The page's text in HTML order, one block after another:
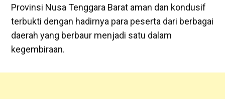
Provinsi Nusa Tenggara Barat aman dan kondusif
terbukti dengan hadirnya para peserta dari berbagai
daerah yang berbaur menjadi satu dalam
kegembiraan.